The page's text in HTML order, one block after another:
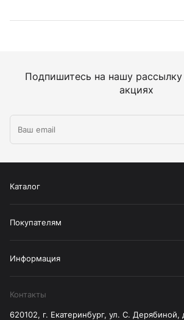
Подпишитесь на нашу
акциях
Каталог
Покупателям
Информация
Контакты
620102, г. Екатеринбург, ул. С.